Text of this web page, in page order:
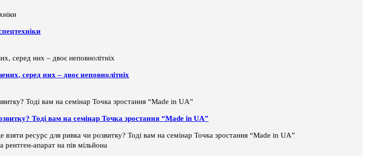
серед них – двоє неповнолітніх
Тоді вам на семінар Точка зростання “Made in UA”
взяти ресурс для ривка чи розвитку? Тоді вам на семінар Точка зростання “Made in UA”